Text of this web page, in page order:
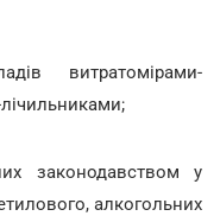
витратомірами-
законодавством у
алкогольних